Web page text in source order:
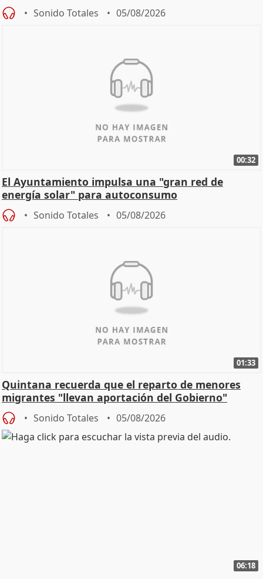
Sonido Totales 05/08/2026
00:32
El Ayuntamiento impulsa una "gran red de
energía solar" para autoconsumo
Sonido Totales 05/08/2026
01:33
Quintana recuerda que el reparto de menores
migrantes "llevan aportación del Gobierno"
central
Sonido Totales 05/08/2026
06:18